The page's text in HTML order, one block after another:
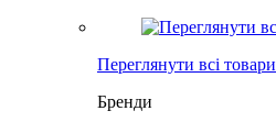
Переглянути всі товари
Бренди